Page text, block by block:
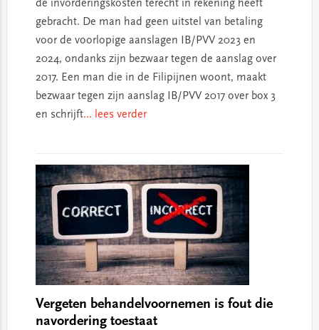
de invorderingskosten terecht in rekening heeft
gebracht. De man had geen uitstel van betaling
voor de voorlopige aanslagen IB/PVV 2023 en
2024, ondanks zijn bezwaar tegen de aanslag over
2017. Een man die in de Filipijnen woont, maakt
bezwaar tegen zijn aanslag IB/PVV 2017 over box 3
en schrijft... lees verder
Vergeten behandelvoornemen is fout die
navordering toestaat